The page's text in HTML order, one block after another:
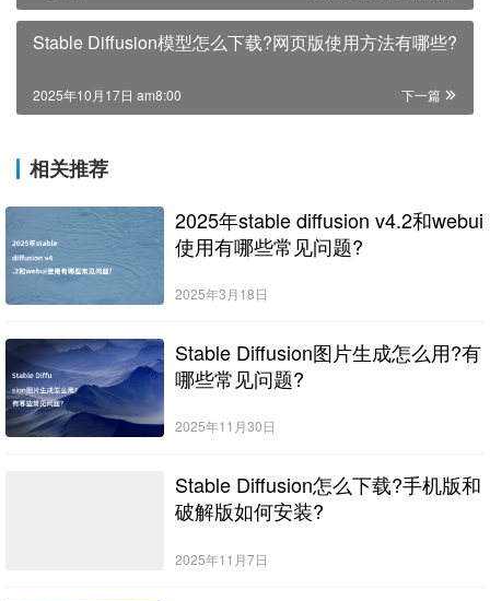
Stable Diffusion模型怎么下载?网页版使用方法有哪些?
下一篇
2025年10月17日 am8:00
相关推荐
2025年stable diffusion v4.2和webui
使用有哪些常见问题?
2025年3月18日
Stable Diffusion图片生成怎么用?有
哪些常见问题?
2025年11月30日
Stable Diffusion怎么下载?手机版和
破解版如何安装?
2025年11月7日